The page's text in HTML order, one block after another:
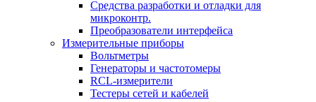
Cредства разработки и отладки для
микроконтр.
Преобразователи интерфейса
Измерительные приборы
Вольтметры
Генераторы и частотомеры
RCL-измерители
Тестеры сетей и кабелей